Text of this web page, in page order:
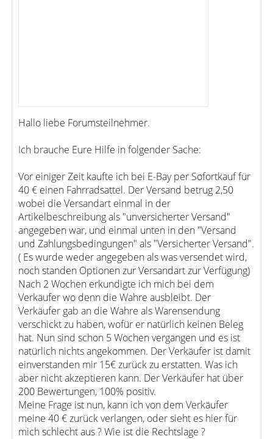
Hallo liebe Forumsteilnehmer.
Ich brauche Eure Hilfe in folgender Sache:
Vor einiger Zeit kaufte ich bei E-Bay per Sofortkauf für
40 € einen Fahrradsattel. Der Versand betrug 2,50
wobei die Versandart einmal in der
Artikelbeschreibung als "unversicherter Versand"
angegeben war, und einmal unten in den "Versand
und Zahlungsbedingungen" als "Versicherter Versand".
( Es wurde weder angegeben als was versendet wird,
noch standen Optionen zur Versandart zur Verfügung)
Nach 2 Wochen erkundigte ich mich bei dem
Verkäufer wo denn die Wahre ausbleibt. Der
Verkäufer gab an die Wahre als Warensendung
verschickt zu haben, wofür er natürlich keinen Beleg
hat. Nun sind schon 5 Wochen vergangen und es ist
natürlich nichts angekommen. Der Verkäufer ist damit
einverstanden mir 15€ zurück zu erstatten. Was ich
aber nicht akzeptieren kann. Der Verkäufer hat über
200 Bewertungen, 100% positiv.
Meine Frage ist nun, kann ich von dem Verkäufer
meine 40 € zurück verlangen, oder sieht es hier für
mich schlecht aus ? Wie ist die Rechtslage ?